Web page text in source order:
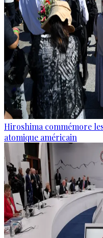
Hiroshima commémore
atomique américain